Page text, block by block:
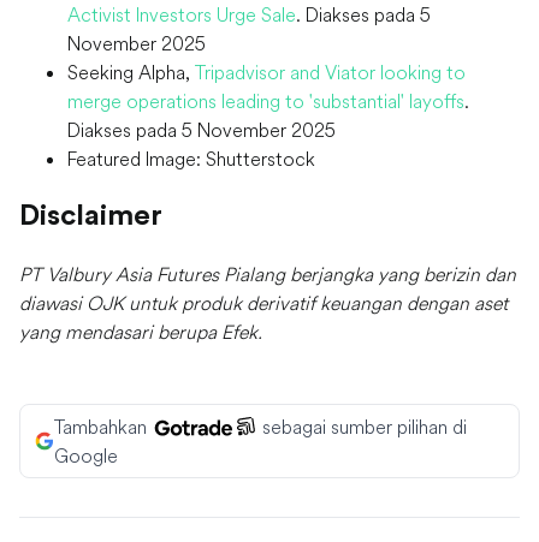
Activist Investors Urge Sale. Diakses pada 5
November 2025
Seeking Alpha, Tripadvisor and Viator looking to
merge operations leading to 'substantial' layoffs.
Diakses pada 5 November 2025
Featured Image: Shutterstock
Disclaimer
PT Valbury Asia Futures Pialang berjangka yang berizin dan
diawasi OJK untuk produk derivatif keuangan dengan aset
yang mendasari berupa Efek.
Tambahkan
sebagai sumber pilihan di
Google